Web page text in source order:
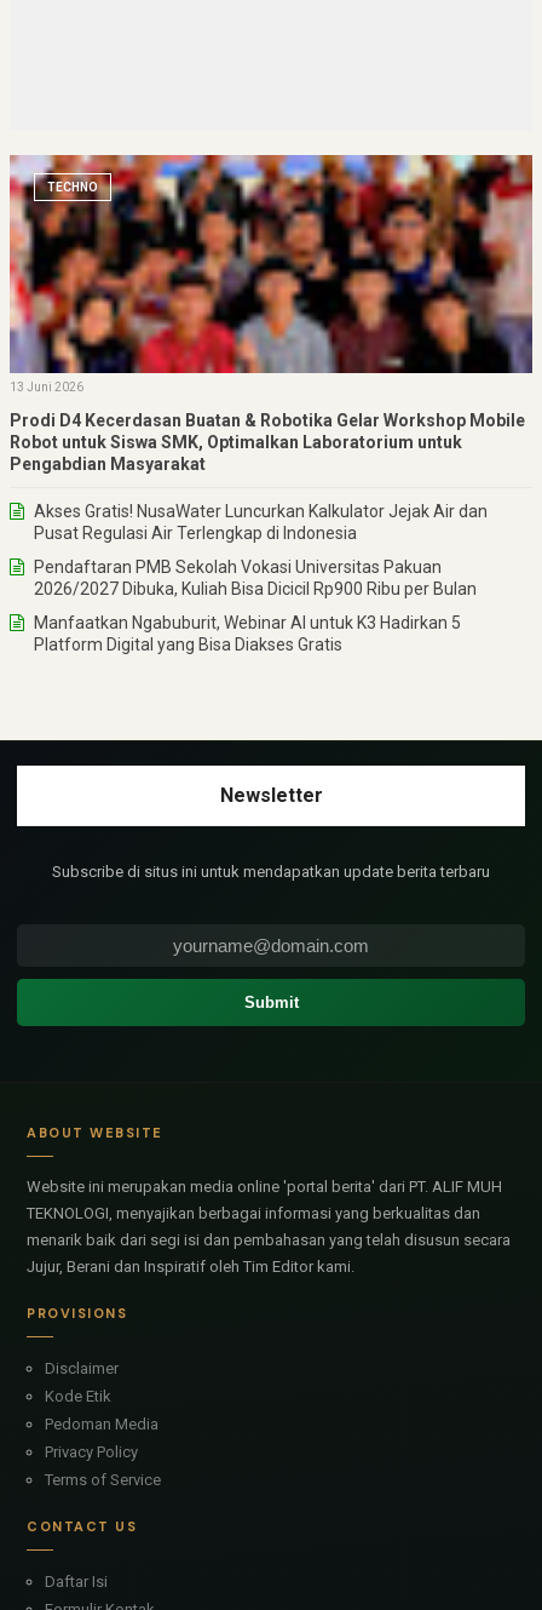
TECHNO
13 Juni 2026
Prodi D4 Kecerdasan Buatan & Robotika Gelar Workshop Mobile
Robot untuk Siswa SMK, Optimalkan Laboratorium untuk
Pengabdian Masyarakat
Akses Gratis! NusaWater Luncurkan Kalkulator Jejak Air dan
Pusat Regulasi Air Terlengkap di Indonesia
Pendaftaran PMB Sekolah Vokasi Universitas Pakuan
2026/2027 Dibuka, Kuliah Bisa Dicicil Rp900 Ribu per Bulan
Manfaatkan Ngabuburit, Webinar AI untuk K3 Hadirkan 5
Platform Digital yang Bisa Diakses Gratis
Subscribe di situs ini untuk mendapatkan update berita terbaru
ABOUT WEBSITE
Website ini merupakan media online 'portal berita' dari PT. ALIF MUH
TEKNOLOGI, menyajikan berbagai informasi yang berkualitas dan
menarik baik dari segi isi dan pembahasan yang telah disusun secara
Jujur, Berani dan Inspiratif oleh Tim Editor kami.
PROVISIONS
Disclaimer
Kode Etik
Pedoman Media
Privacy Policy
Terms of Service
CONTACT US
Daftar Isi